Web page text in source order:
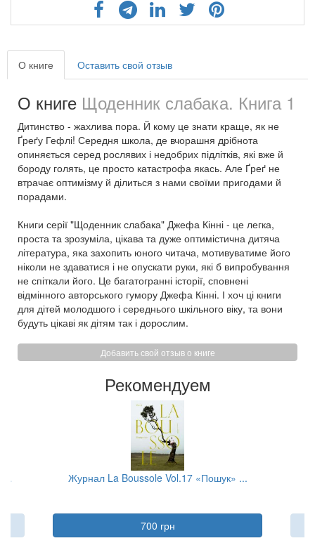
О книге Оставить свой отзыв
О книге Щоденник слабака. Книга 1
Дитинство - жахлива пора. Й кому це знати краще, як не
Ґреґу Гефлі! Середня школа, де вчорашня дрібнота
опиняється серед рослявих і недобрих підлітків, які вже й
бороду голять, це просто катастрофа якась. Але Ґреґ не
втрачає оптимізму й ділиться з нами своїми пригодами й
порадами.
Книги серії "Щоденник слабака" Джефа Кінні - це легка,
проста та зрозуміла, цікава та дуже оптимістична дитяча
література, яка захопить юного читача, мотивуватиме його
ніколи не здаватися і не опускати руки, які б випробування
не спіткали його. Це багатогранні історії, сповнені
відмінного авторського гумору Джефа Кінні. І хоч ці книги
для дітей молодшого і середнього шкільного віку, та вони
будуть цікаві як дітям так і дорослим.
Добавить свой отзыв о книге
Рекомендуем
Журнал La Boussole Vol.17 «Пошук» ...
700 грн